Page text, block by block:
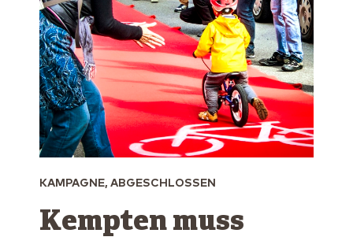
KAMPAGNE, ABGESCHLOSSEN
Kempten muss